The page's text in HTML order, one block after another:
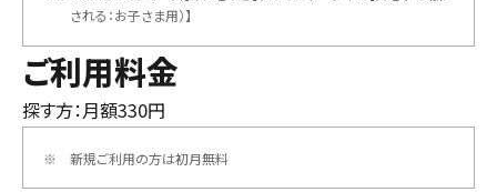
される：お子さま用）】
ご利用料金
探す方：月額330円
※ 新規ご利用の方は初月無料